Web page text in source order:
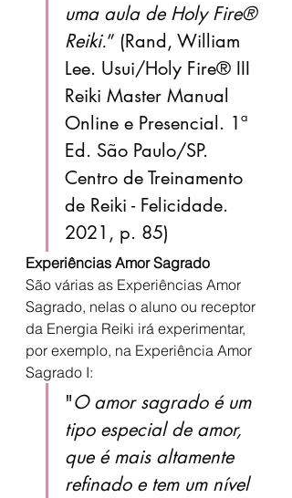
uma aula de Holy Fire®
Reiki.” (Rand, William
Lee. Usui/Holy Fire® III
Reiki Master Manual
Online e Presencial. 1ª
Ed. São Paulo/SP.
Centro de Treinamento
de Reiki - Felicidade.
2021, p. 85)
Experiências Amor Sagrado
São várias as Experiências Amor
Sagrado, nelas o aluno ou receptor
da Energia Reiki irá experimentar,
por exemplo, na Experiência Amor
Sagrado I:
"O amor sagrado é um
tipo especial de amor,
que é mais altamente
refinado e tem um nível